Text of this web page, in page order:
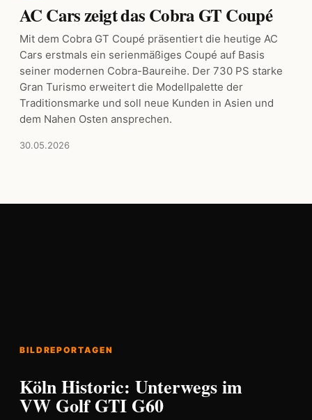
AC Cars zeigt das Cobra GT Coupé
Mit dem Cobra GT Coupé präsentiert die heutige AC
Cars erstmals ein serienmäßiges Coupé auf Basis
seiner modernen Cobra-Baureihe. Der 730 PS starke
Gran Turismo erweitert die Modellpalette der
Traditionsmarke und soll neue Kunden in Asien und
dem Nahen Osten ansprechen.
30.05.2026
BILDREPORTAGEN
Köln Historic: Unterwegs im
VW Golf GTI G60